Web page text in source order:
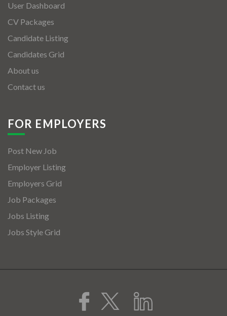
User Dashboard
CV Packages
Candidate Listing
Candidates Grid
About us
Contact us
FOR EMPLOYERS
Post New Job
Employer Listing
Employers Grid
Job Packages
Jobs Listing
Jobs Style Grid